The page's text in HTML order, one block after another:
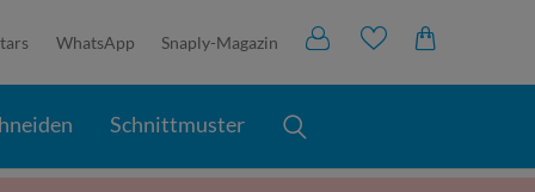
WhatsApp Snaply-Magazin
Schnittmuster